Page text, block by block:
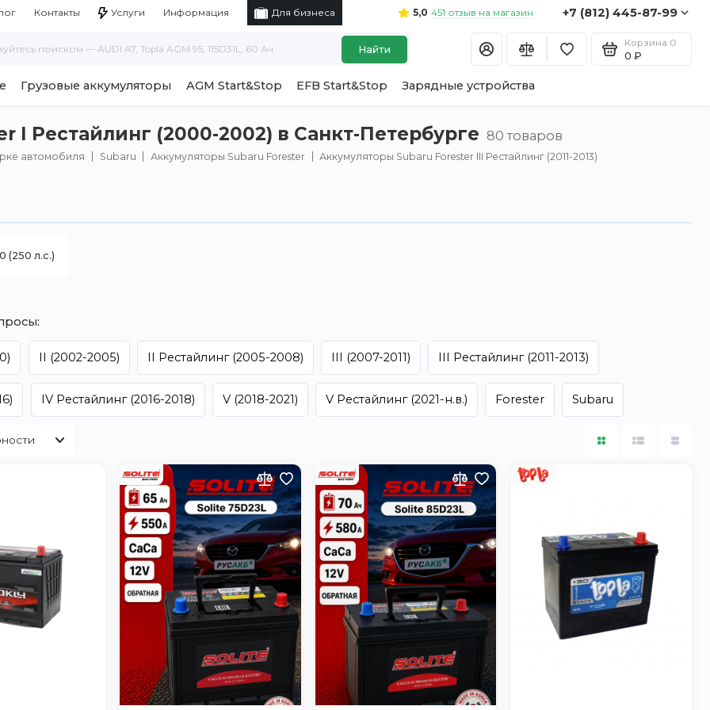
Контакты Услуги Информация Для бизнеса 5,0 451 отзыв на магазин +7 (812) 445-87-99
Найти
Корзина 0
0 ₽
Грузовые аккумуляторы AGM Start&Stop EFB Start&Stop Зарядные устройства
I Рестайлинг (2000-2002) в Санкт-Петербурге 80 товаров
автомобиля Subaru Аккумуляторы Subaru Forester Аккумуляторы Subaru Forester III Рестайлинг (2011-2013)
(250 л.с.)
II (2002-2005) II Рестайлинг (2005-2008) III (2007-2011) III Рестайлинг (2011-2013)
IV Рестайлинг (2016-2018) V (2018-2021) V Рестайлинг (2021-н.в.) Forester Subaru